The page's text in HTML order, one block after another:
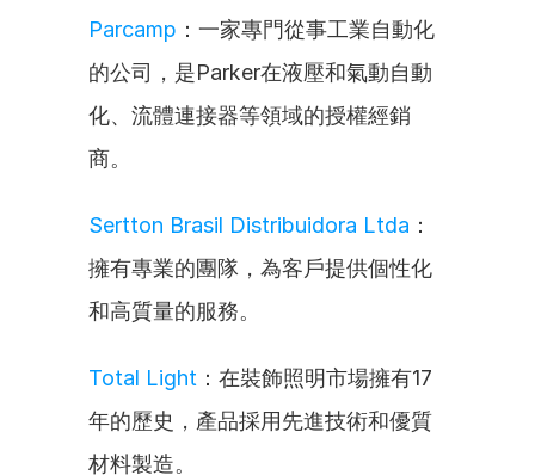
Parcamp ：一家專門從事工業自動化
的公司，是Parker在液壓和氣動自動
化、流體連接器等領域的授權經銷
商。
Sertton Brasil Distribuidora Ltda ：
擁有專業的團隊，為客戶提供個性化
和高質量的服務。
Total Light ：在裝飾照明市場擁有17
年的歷史，產品採用先進技術和優質
材料製造。